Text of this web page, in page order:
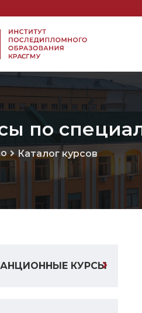
по
Каталог курсов
КУРСЫ